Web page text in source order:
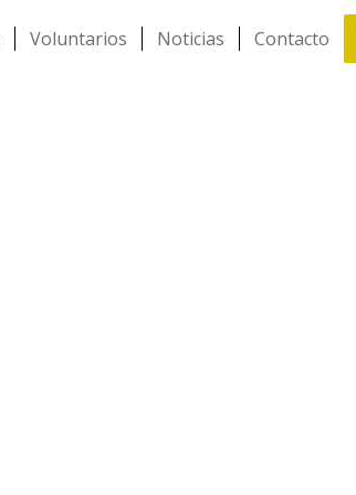
Voluntarios Noticias Contacto